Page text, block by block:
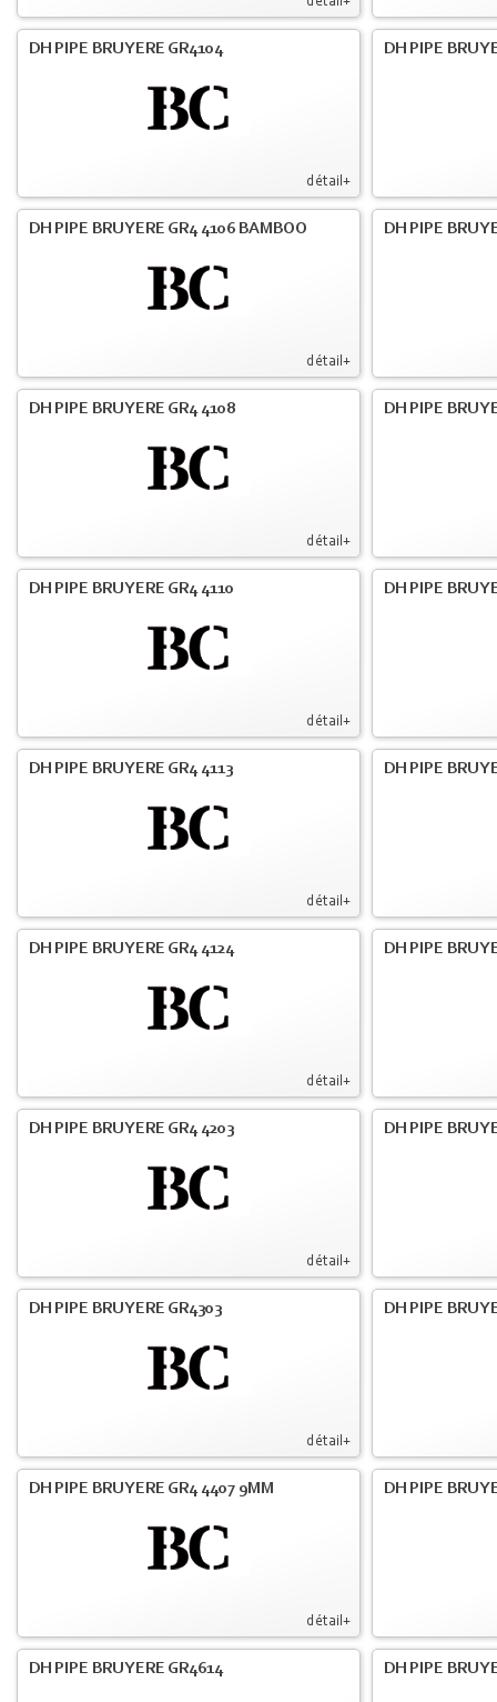
détail+
DH PIPE BRUYERE GR4104 DH PIPE
détail+
DH PIPE BRUYERE GR4 4106 BAMBOO DH PIPE
détail+
DH PIPE BRUYERE GR4 4108 DH PIPE
détail+
DH PIPE BRUYERE GR4 4110 DH PIPE
détail+
DH PIPE BRUYERE GR4 4113 DH PIPE
détail+
DH PIPE BRUYERE GR4 4124 DH PIPE
détail+
DH PIPE BRUYERE GR4 4203 DH PIPE
détail+
DH PIPE BRUYERE GR4303 DH PIPE
détail+
DH PIPE BRUYERE GR4 4407 9MM DH PIPE
DH PIPE BRUYERE GR4614 DH PIPE